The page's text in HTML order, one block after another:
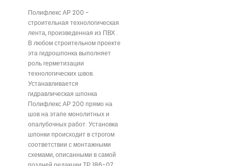
Полифлекс АР 200 -
строительная технологическая
лента, произведенная из ПВХ .
В любом строительном проекте
эта гидрошпонка выполняет
роль герметизации
технологических швов.
Устанавливается
гидравлическая шпонка
Полифлекс АР 200 прямо на
шов на этапе монолитных и
опалубочных работ. Установка
шпонки происходит в строгом
соответствии с монтажными
схемами, описанными в самой